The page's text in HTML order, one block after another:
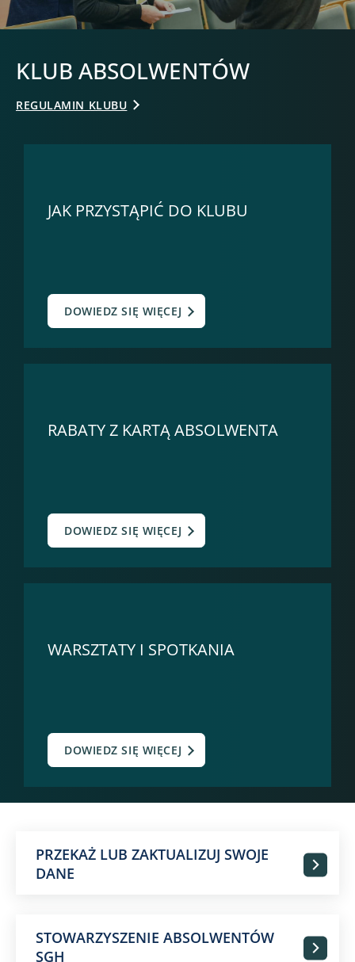
KLUB ABSOLWENTÓW
REGULAMIN KLUBU
JAK PRZYSTĄPIĆ DO KLUBU
DOWIEDZ SIĘ WIĘCEJ
RABATY Z KARTĄ ABSOLWENTA
DOWIEDZ SIĘ WIĘCEJ
WARSZTATY I SPOTKANIA
DOWIEDZ SIĘ WIĘCEJ
PRZEKAŻ LUB ZAKTUALIZUJ SWOJE
DANE
STOWARZYSZENIE ABSOLWENTÓW
SGH